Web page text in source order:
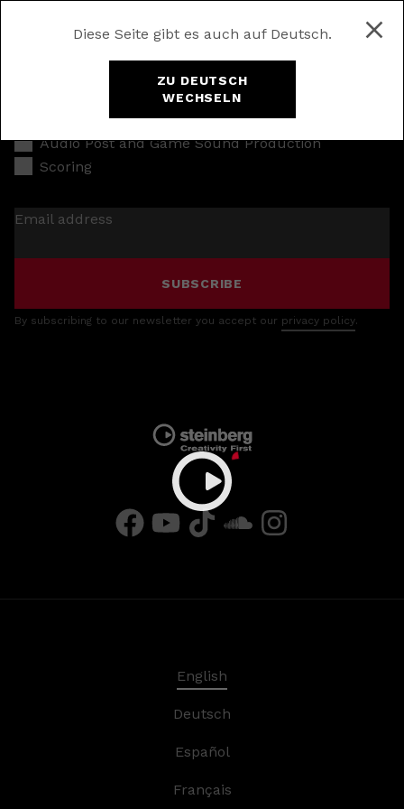
Diese Seite gibt es auch auf Deutsch.
ZU DEUTSCH
WECHSELN
Music Production
Audio Post and Game Sound Production
Scoring
Email address
SUBSCRIBE
By subscribing to our newsletter you accept our privacy policy.
English
Deutsch
Español
Français